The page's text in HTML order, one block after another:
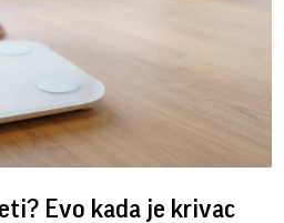
Evo kada je krivac